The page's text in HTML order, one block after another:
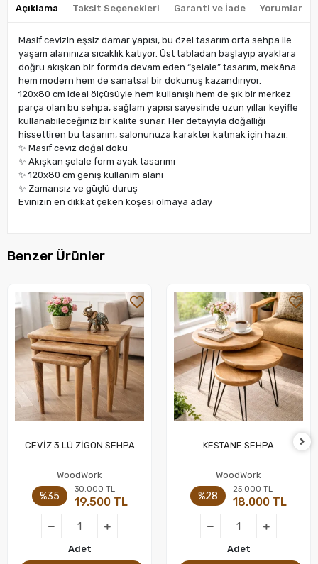
Açıklama Taksit Seçenekleri Garanti ve İade Yorumlar
Masif cevizin eşsiz damar yapısı, bu özel tasarım orta sehpa ile
yaşam alanınıza sıcaklık katıyor. Üst tabladan başlayıp ayaklara
doğru akışkan bir formda devam eden “şelale” tasarım, mekâna
hem modern hem de sanatsal bir dokunuş kazandırıyor.
120x80 cm ideal ölçüsüyle hem kullanışlı hem de şık bir merkez
parça olan bu sehpa, sağlam yapısı sayesinde uzun yıllar keyifle
kullanabileceğiniz bir kalite sunar. Her detayıyla doğallığı
hissettiren bu tasarım, salonunuza karakter katmak için hazır.
✨ Masif ceviz doğal doku
✨ Akışkan şelale form ayak tasarımı
✨ 120x80 cm geniş kullanım alanı
✨ Zamansız ve güçlü duruş
Evinizin en dikkat çeken köşesi olmaya aday
Benzer Ürünler
CEVİZ 3 LÜ ZİGON SEHPA
WoodWork
%35
30.000 TL
19.500 TL
Adet
KESTANE SEHPA
WoodWork
%28
25.000 TL
18.000 TL
Adet